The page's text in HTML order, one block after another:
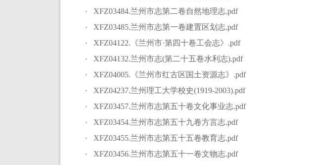
· XFZ03484.兰州市志第二卷自然地理志.pdf
· XFZ03485.兰州市志第一卷建置区划志.pdf
· XFZ04122.《兰州市·第四十卷工会志》.pdf
· XFZ04132.兰州市志(第二十五卷水利志).pdf
· XFZ04005.《兰州市红古区国土资源志》.pdf
· XFZ04237.兰州理工大学校史(1919-2003).pdf
· XFZ03457.兰州市志第五十卷文化事业志.pdf
· XFZ03454.兰州市志第五十九卷方言志.pdf
· XFZ03455.兰州市志第五十五卷教育志.pdf
· XFZ03456.兰州市志第五十一卷文物志.pdf